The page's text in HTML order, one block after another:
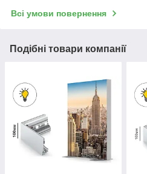
Всі умови повернення
Подібні товари компанії